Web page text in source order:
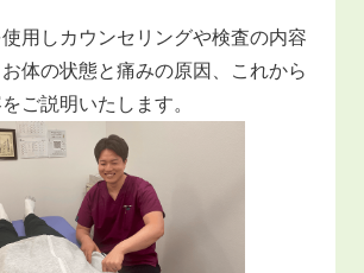
用しカウンセリングや検査の内容
体の状態と痛みの原因、これから
ご説明いたします。